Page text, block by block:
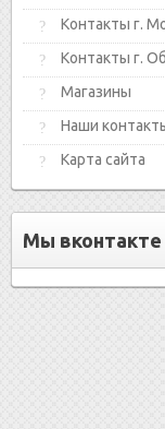
Контакты г.
Контакты г.
Магазины
Наши
Карта сайта
Мы вконтакте